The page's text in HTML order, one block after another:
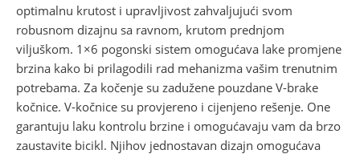
optimalnu krutost i upravljivost zahvaljujući svom
robusnom dizajnu sa ravnom, krutom prednjom
viljuškom. 1×6 pogonski sistem omogućava lake promjene
brzina kako bi prilagodili rad mehanizma vašim trenutnim
potrebama. Za kočenje su zadužene pouzdane V-brake
kočnice. V-kočnice su provjereno i cijenjeno rešenje. One
garantuju laku kontrolu brzine i omogućavaju vam da brzo
zaustavite bicikl. Njihov jednostavan dizajn omogućava